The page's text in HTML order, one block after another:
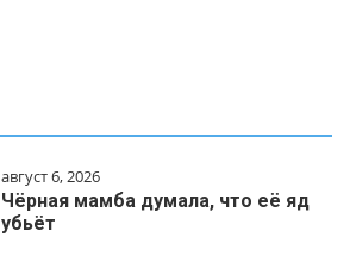
август 6, 2026
Чёрная мамба думала, что её яд
убьёт